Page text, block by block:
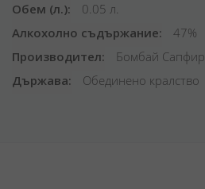
Обем (л.)
0.05 л.
Алкохолно съдържание
47%
Производител
Бомбай Сапфир
Държава
Обединено кралство